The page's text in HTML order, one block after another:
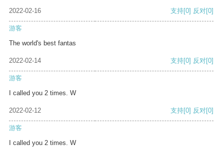
2022-02-16 支持[0] 反对[0]
游客
The world's best fantas
2022-02-14 支持[0] 反对[0]
游客
I called you 2 times. W
2022-02-12 支持[0] 反对[0]
游客
I called you 2 times. W